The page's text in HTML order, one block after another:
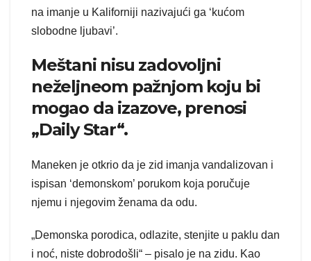
na imanje u Kaliforniji nazivajući ga ‘kućom
slobodne ljubavi’.
Meštani nisu zadovoljni
neželjneom pažnjom koju bi
mogao da izazove, prenosi
„Daily Star“.
Maneken je otkrio da je zid imanja vandalizovan i
ispisan ‘demonskom’ porukom koja poručuje
njemu i njegovim ženama da odu.
„Demonska porodica, odlazite, stenjite u paklu dan
i noć, niste dobrodošli“ – pisalo je na zidu. Kao